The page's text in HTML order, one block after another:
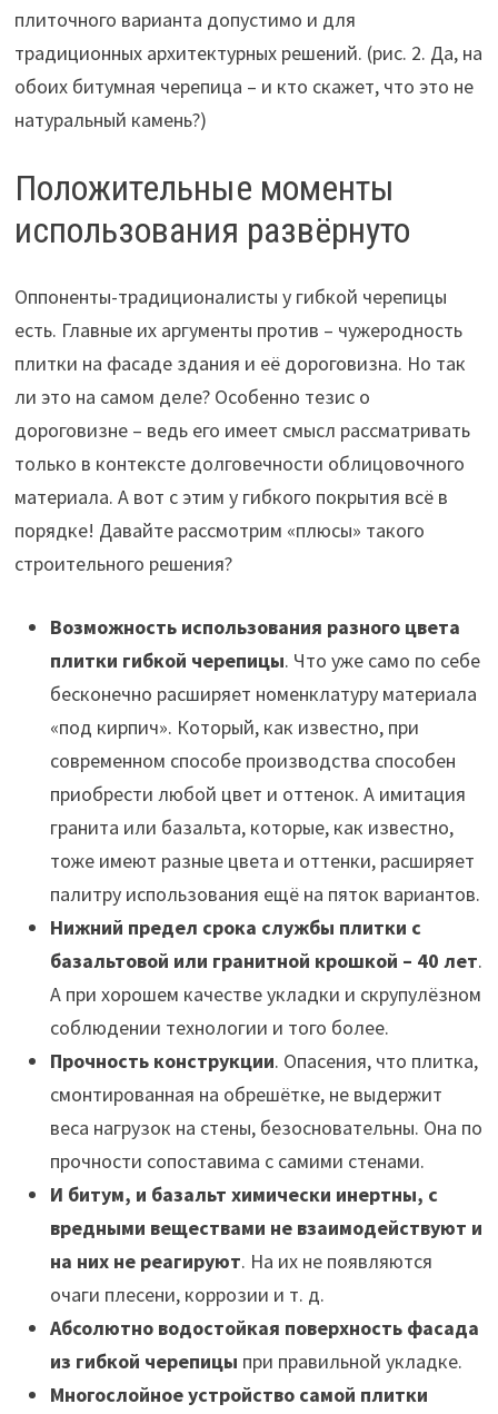
плиточного варианта допустимо и для
традиционных архитектурных решений. (рис. 2. Да, на
обоих битумная черепица – и кто скажет, что это не
натуральный камень?)
Положительные моменты
использования развёрнуто
Оппоненты-традиционалисты у гибкой черепицы
есть. Главные их аргументы против – чужеродность
плитки на фасаде здания и её дороговизна. Но так
ли это на самом деле? Особенно тезис о
дороговизне – ведь его имеет смысл рассматривать
только в контексте долговечности облицовочного
материала. А вот с этим у гибкого покрытия всё в
порядке! Давайте рассмотрим «плюсы» такого
строительного решения?
Возможность использования разного цвета
плитки гибкой черепицы. Что уже само по себе
бесконечно расширяет номенклатуру материала
«под кирпич». Который, как известно, при
современном способе производства способен
приобрести любой цвет и оттенок. А имитация
гранита или базальта, которые, как известно,
тоже имеют разные цвета и оттенки, расширяет
палитру использования ещё на пяток вариантов.
Нижний предел срока службы плитки с
базальтовой или гранитной крошкой – 40 лет.
А при хорошем качестве укладки и скрупулёзном
соблюдении технологии и того более.
Прочность конструкции. Опасения, что плитка,
смонтированная на обрешётке, не выдержит
веса нагрузок на стены, безосновательны. Она по
прочности сопоставима с самими стенами.
И битум, и базальт химически инертны, с
вредными веществами не взаимодействуют и
на них не реагируют. На их не появляются
очаги плесени, коррозии и т. д.
Абсолютно водостойкая поверхность фасада
из гибкой черепицы при правильной укладке.
Многослойное устройство самой плитки